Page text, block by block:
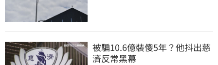
被騙10.6億裝傻5年？他抖出慈
濟反常黑幕